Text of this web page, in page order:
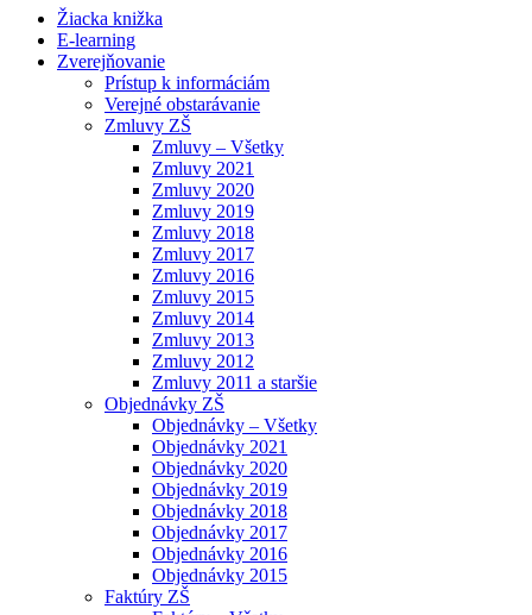
Žiacka knižka
E-learning
Zverejňovanie
Prístup k informáciám
Verejné obstarávanie
Zmluvy ZŠ
Zmluvy – Všetky
Zmluvy 2021
Zmluvy 2020
Zmluvy 2019
Zmluvy 2018
Zmluvy 2017
Zmluvy 2016
Zmluvy 2015
Zmluvy 2014
Zmluvy 2013
Zmluvy 2012
Zmluvy 2011 a staršie
Objednávky ZŠ
Objednávky – Všetky
Objednávky 2021
Objednávky 2020
Objednávky 2019
Objednávky 2018
Objednávky 2017
Objednávky 2016
Objednávky 2015
Faktúry ZŠ